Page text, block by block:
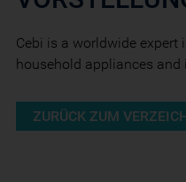
Cebi is a worldwide
household appliances
ZURÜCK ZUM